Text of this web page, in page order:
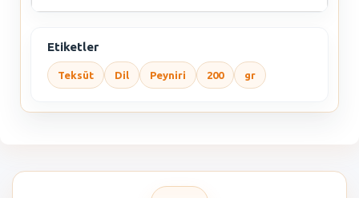
Etiketler
Teksüt Dil Peyniri 200 gr